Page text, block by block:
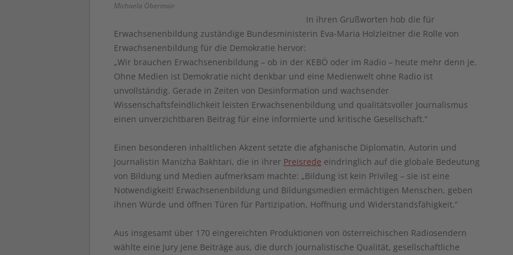
Michaela Obermair
In ihren Grußworten hob die für
Erwachsenenbildung zuständige Bundesministerin Eva-Maria Holzleitner die Rolle von
Erwachsenenbildung für die Demokratie hervor:
„Wir brauchen Erwachsenenbildung – ob in der KEBÖ oder im Radio – heute mehr denn je.
Ohne Medien ist Demokratie nicht denkbar und eine Medienwelt ohne Radio ist
unvollständig. Gerade in Zeiten von Desinformation und wachsender
Wissenschaftsfeindlichkeit leisten Erwachsenenbildung und qualitätsvoller Journalismus
einen unverzichtbaren Beitrag für eine informierte und kritische Gesellschaft.“
Einen besonderen inhaltlichen Akzent setzte die afghanische Diplomatin, Autorin und
Journalistin Manizha Bakhtari, die in ihrer Preisrede eindringlich auf die globale Bedeutung
von Bildung und Medien aufmerksam machte: „Bildung ist kein Privileg – sie ist eine
Notwendigkeit! Erwachsenenbildung und Bildungsmedien ermächtigen Menschen, geben
ihnen Würde und öffnen Türen für Partizipation, Hoffnung und Widerstandsfähigkeit.“
Aus insgesamt über 170 eingereichten Produktionen von österreichischen Radiosendern
wählte eine Jury jene Beiträge aus, die durch journalistische Qualität, gesellschaftliche